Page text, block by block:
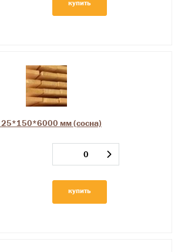
купить
25*150*6000 мм (сосна)
купить